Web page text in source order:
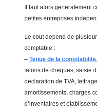
Il faut alors generalement
petites entreprises
Le cout depend de
comptable :
– Tenue de la comptabilite
talons de cheques, saisie
declaration de TVA,
amortissements, charges
d’inventaires et